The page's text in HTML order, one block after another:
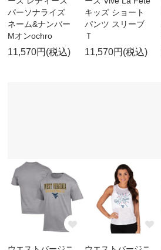
パーソナライズ
ネーム&ナンバー
Mオンochro
11,570円(税込)
キッズ ショート
パンツ スリーブ
Ｔ
11,570円(税込)